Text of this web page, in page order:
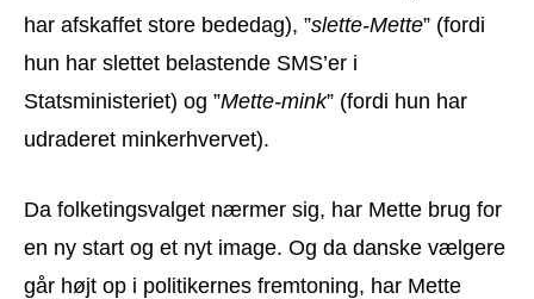
har afskaffet store bededag), ”slette-Mette” (fordi
hun har slettet belastende SMS’er i
Statsministeriet) og ”Mette-mink” (fordi hun har
udraderet minkerhvervet).
Da folketingsvalget nærmer sig, har Mette brug for
en ny start og et nyt image. Og da danske vælgere
går højt op i politikernes fremtoning, har Mette